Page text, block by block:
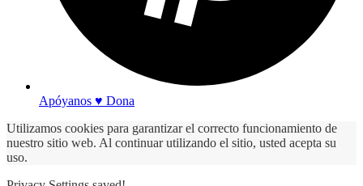
Apóyanos ♥ Dona
Utilizamos cookies para garantizar el correcto funcionamiento de
nuestro sitio web. Al continuar utilizando el sitio, usted acepta su
uso.